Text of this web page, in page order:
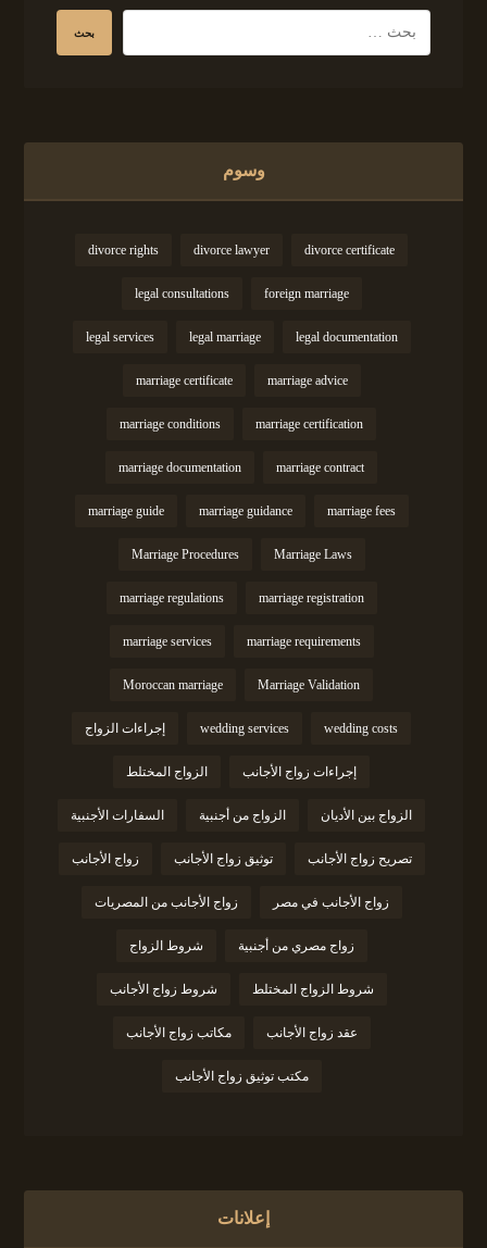
وسوم
divorce certificate
divorce lawyer
divorce rights
foreign marriage
legal consultations
legal documentation
legal marriage
legal services
marriage advice
marriage certificate
marriage certification
marriage conditions
marriage contract
marriage documentation
marriage fees
marriage guidance
marriage guide
Marriage Laws
Marriage Procedures
marriage registration
marriage regulations
marriage requirements
marriage services
Marriage Validation
Moroccan marriage
wedding costs
wedding services إجراءات الزواج
إجراءات زواج الأجانب الزواج المختلط
الزواج بين الأديان الزواج من أجنبية السفارات الأجنبية
تصريح زواج الأجانب توثيق زواج الأجانب زواج الأجانب
زواج الأجانب في مصر زواج الأجانب من المصريات
زواج مصري من أجنبية شروط الزواج
شروط الزواج المختلط شروط زواج الأجانب
عقد زواج الأجانب مكاتب زواج الأجانب
مكتب توثيق زواج الأجانب
إعلانات